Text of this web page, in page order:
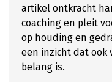
artikel ontkracht
coaching en pleit
op houding en
een inzicht dat ook
belang is.